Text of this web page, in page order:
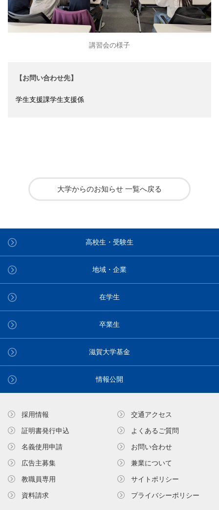
講習会の様子
【お問い合わせ先】
学生支援課学生支援係
大学からのお知らせ 一覧へ戻る
高校生・受験生
地域・企業
在学生
卒業生
滋賀大学基金
情報公開
採用情報
証明書発⾏申込
名義使⽤申請
広告主募集
教職員専⽤
資料請求
交通アクセス
よくあるご質問
お問い合わせ
兼業について
サイトポリシー
プライバシーポリシー